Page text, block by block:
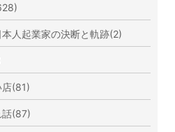
人起業家の決断と軌跡(2)
(81)
話(87)